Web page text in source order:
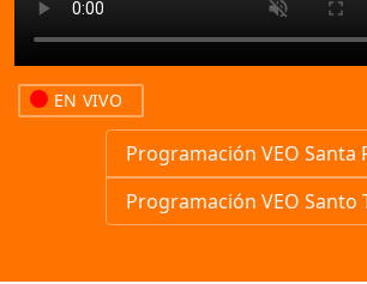
EN VIVO
Programación VEO Santa
Programación VEO Santo